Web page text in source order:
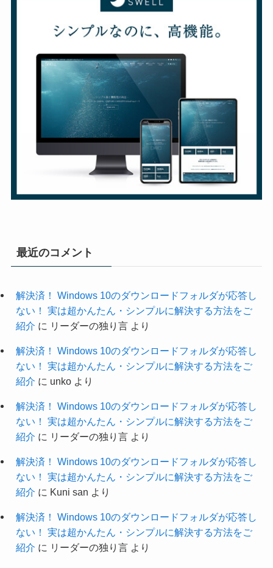
最近のコメント
解決済！ Windows 10のダウンロードフォルダが応答し
ない！ 実は超かんたん・シンプルに解決する方法をご
紹介 に リーダーの独り言より
解決済！ Windows 10のダウンロードフォルダが応答し
ない！ 実は超かんたん・シンプルに解決する方法をご
紹介 に unkoより
解決済！ Windows 10のダウンロードフォルダが応答し
ない！ 実は超かんたん・シンプルに解決する方法をご
紹介 に リーダーの独り言より
解決済！ Windows 10のダウンロードフォルダが応答し
ない！ 実は超かんたん・シンプルに解決する方法をご
紹介 に Kuni san より
解決済！ Windows 10のダウンロードフォルダが応答し
ない！ 実は超かんたん・シンプルに解決する方法をご
紹介 に リーダーの独り言より